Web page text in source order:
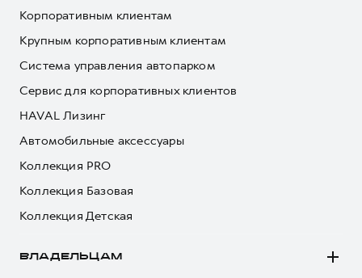
Корпоративным клиентам
Крупным корпоративным клиентам
Система управления автопарком
Сервис для корпоративных клиентов
HAVAL Лизинг
Автомобильные аксессуары
Коллекция PRO
Коллекция Базовая
Коллекция Детская
ВЛАДЕЛЬЦАМ